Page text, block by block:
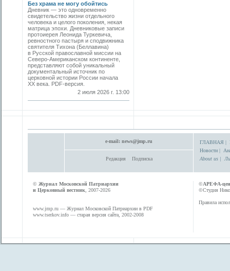
Без храма не могу обойтись
Дневник — это одновременно
свидетельство жизни отдельного
человека и целого поколения, некая
матрица эпохи. Дневниковые записи
протоиерея Леонида Туркевича,
ревностного пастыря и сподвижника
святителя Тихона (Беллавина)
в Русской православной миссии на
Северо-Американском континенте,
представляют собой уникальный
документальный источник по
церковной истории России начала
ХХ века. PDF-версия.
2 июля 2026 г. 13:00
e-mail: news@jmp.ru
Редакция Подписка
ГЛАВНАЯ |
Новости |
About us |
© Журнал Московской Патриархии
и Церковный вестник , 2007-2026
www.jmp.ru — Журнал Московской Патриархии в PDF
www.tserkov.info — старая версия сайта, 2002-2008
©АРЕФА-
©Студия
Правила